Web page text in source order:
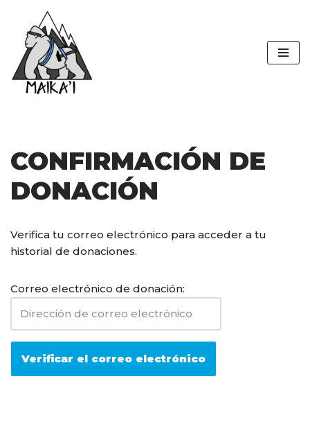
Saltar
contenido
CONFIRMACIÓN DE
DONACIÓN
Verifica tu correo electrónico para acceder a tu
historial de donaciones.
Correo electrónico de donación: